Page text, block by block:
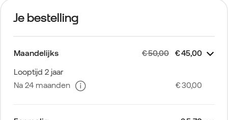
Je bestelling
Maandelijks € 50,00
€ 45,00
Looptijd 2 jaar
Na 24 maanden
€ 30,00